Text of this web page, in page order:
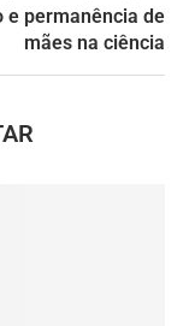
e permanência de
mães na ciência